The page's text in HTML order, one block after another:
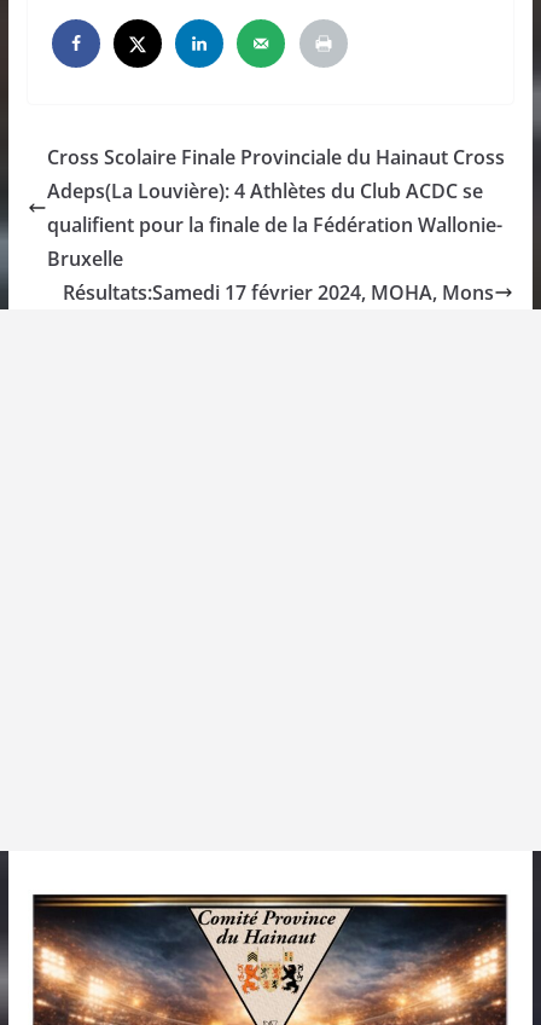
Cross Scolaire Finale Provinciale du Hainaut Cross
Adeps(La Louvière): 4 Athlètes du Club ACDC se
qualifient pour la finale de la Fédération Wallonie-
Bruxelle
Résultats:Samedi 17 février 2024, MOHA, Mons